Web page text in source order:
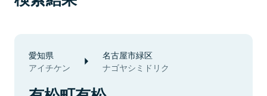
愛知県
アイチケン
名古屋市緑区
ナゴヤシミドリク